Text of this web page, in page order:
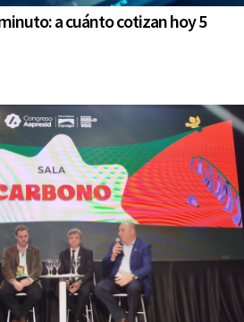
a cuánto cotizan hoy 5